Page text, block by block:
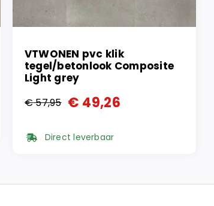
VTWONEN pvc klik
tegel/betonlook Composite
Light grey
€57,95
Oorspronkelijke
prijs
€ 49,26
Huidige
prijsDirect leverbaar